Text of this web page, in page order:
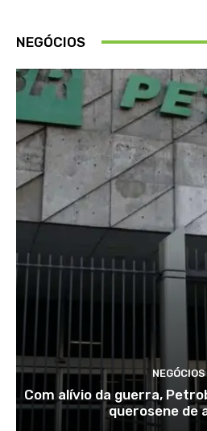
NEGÓCIOS
NEGÓCIOS
Com alívio da guerra,
querosene de